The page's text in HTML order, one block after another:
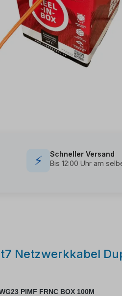
⚡
Schneller Versand
Bis 12:00 Uhr am
Netzwerkkabel
PIMF FRNC BOX 100M